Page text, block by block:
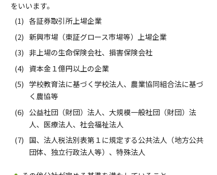
をいいます。
各証券取引所上場企業
新興市場（東証グロース市場等）上場企業
非上場の生命保険会社、損害保険会社
資本金１億円以上の企業
学校教育法に基づく学校法人、農業協同組合法に基づ
く農協等
公益社団（財団）法人、大規模一般社団（財団）法
人、医療法人、社会福祉法人
国、法人税法別表第１に規定する公共法人（地方公共
団体、独立行政法人等）、特殊法人